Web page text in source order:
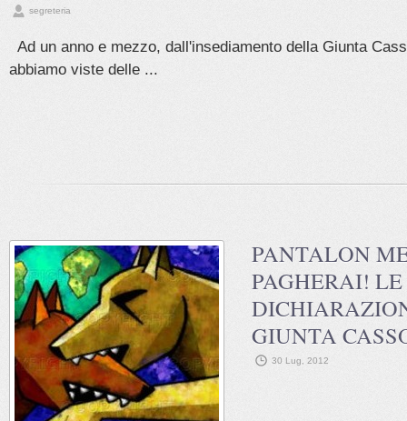
segreteria
Ad un anno e mezzo, dall'insediamento della Giunta
abbiamo viste delle ...
PANTALON
PAGHERAI!
GIUNTA
30 Lug, 2012